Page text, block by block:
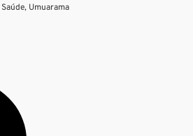
Saúde, Umuarama